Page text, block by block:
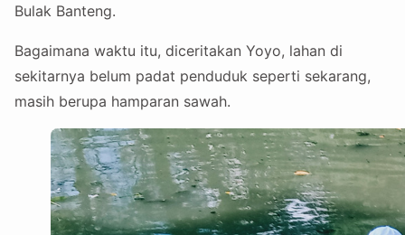
Bulak Banteng.
Bagaimana waktu itu, diceritakan Yoyo, lahan di
sekitarnya belum padat penduduk seperti sekarang,
masih berupa hamparan sawah.